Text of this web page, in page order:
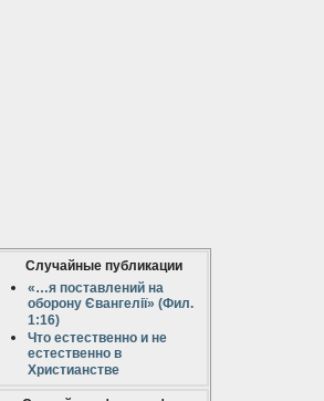
Случайные публикации
«…я поставлений на
оборону Євангелії» (Фил.
1:16)
Что естественно и не
естественно в
Христианстве